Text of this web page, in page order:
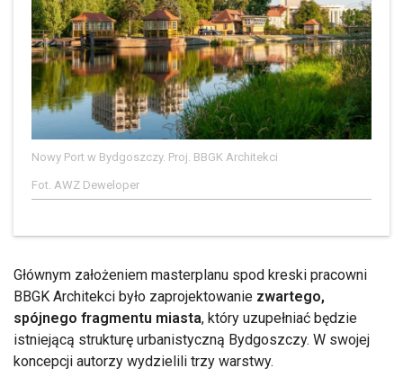
Nowy Port w Bydgoszczy. Proj. BBGK Architekci
Fot. AWZ Deweloper
Głównym założeniem masterplanu spod kreski pracowni
BBGK Architekci było zaprojektowanie zwartego,
spójnego fragmentu miasta, który uzupełniać będzie
istniejącą strukturę urbanistyczną Bydgoszczy. W swojej
koncepcji autorzy wydzielili trzy warstwy.